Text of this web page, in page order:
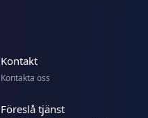
Kontakt
Kontakta oss
Föreslå tjänst